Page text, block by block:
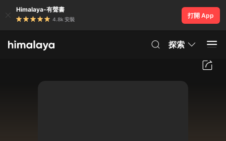
Himalaya-有聲書
4.8k 安裝
打開 App
探索